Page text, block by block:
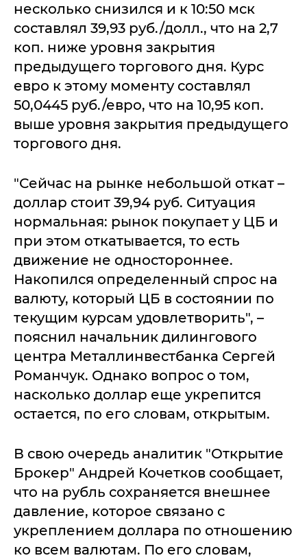
несколько снизился и к 10:50 мск
составлял 39,93 руб./долл., что на 2,7
коп. ниже уровня закрытия
предыдущего торгового дня. Курс
евро к этому моменту составлял
50,0445 руб./евро, что на 10,95 коп.
выше уровня закрытия предыдущего
торгового дня.
"Сейчас на рынке небольшой откат –
доллар стоит 39,94 руб. Ситуация
нормальная: рынок покупает у ЦБ и
при этом откатывается, то есть
движение не одностороннее.
Накопился определенный спрос на
валюту, который ЦБ в состоянии по
текущим курсам удовлетворить", –
пояснил начальник дилингового
центра Металлинвестбанка Сергей
Романчук. Однако вопрос о том,
насколько доллар еще укрепится
остается, по его словам, открытым.
В свою очередь аналитик "Открытие
Брокер" Андрей Кочетков сообщает,
что на рубль сохраняется внешнее
давление, которое связано с
укреплением доллара по отношению
ко всем валютам. По его словам,